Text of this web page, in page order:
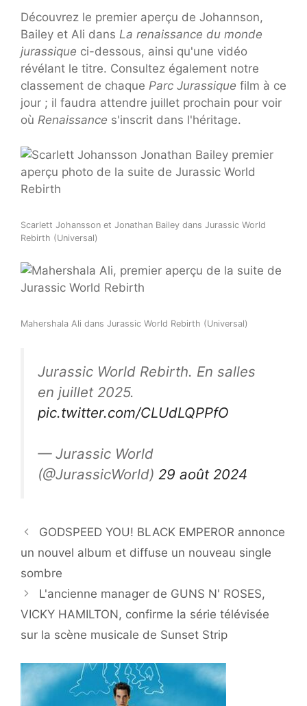
Découvrez le premier aperçu de Johannson,
Bailey et Ali dans La renaissance du monde
jurassique ci-dessous, ainsi qu'une vidéo
révélant le titre. Consultez également notre
classement de chaque Parc Jurassique film à ce
jour ; il faudra attendre juillet prochain pour voir
où Renaissance s'inscrit dans l'héritage.
Scarlett Johansson et Jonathan Bailey dans Jurassic World
Rebirth (Universal)
Mahershala Ali dans Jurassic World Rebirth (Universal)
Jurassic World Rebirth. En salles
en juillet 2025.
pic.twitter.com/CLUdLQPPfO
— Jurassic World
(@JurassicWorld) 29 août 2024
GODSPEED YOU! BLACK EMPEROR annonce
un nouvel album et diffuse un nouveau single
sombre
L'ancienne manager de GUNS N' ROSES,
VICKY HAMILTON, confirme la série télévisée
sur la scène musicale de Sunset Strip